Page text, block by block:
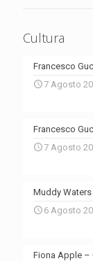
Cultura
Francesco
7 Agosto
Francesco
7 Agosto
Muddy
6 Agosto
Fiona Apple –